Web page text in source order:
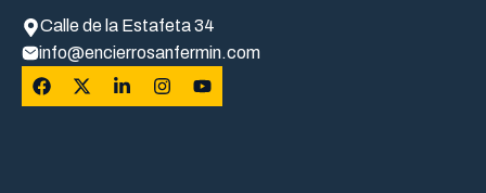
Calle de la Estafeta 34
info@encierrosanfermin.com